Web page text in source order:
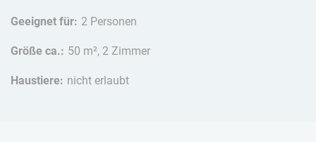
Geeignet für: 2 Personen
Größe ca.: 50 m², 2 Zimmer
Haustiere: nicht erlaubt